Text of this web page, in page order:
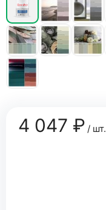
4 047 ₽/ шт.